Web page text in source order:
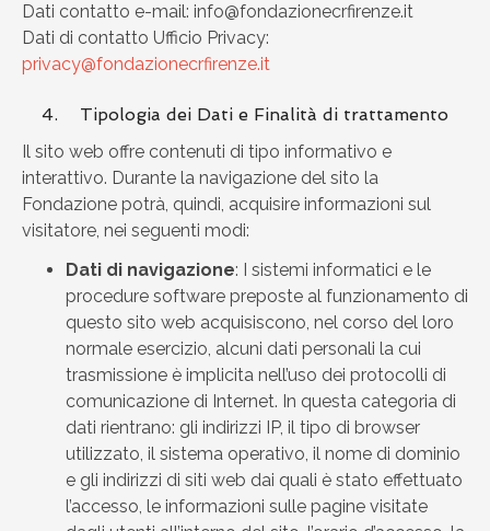
Dati contatto e-mail: info@fondazionecrfirenze.it
Dati di contatto Ufficio Privacy:
privacy@fondazionecrfirenze.it
4. Tipologia dei Dati e Finalità di trattamento
Il sito web offre contenuti di tipo informativo e
interattivo. Durante la navigazione del sito la
Fondazione potrà, quindi, acquisire informazioni sul
visitatore, nei seguenti modi:
Dati di navigazione: I sistemi informatici e le
procedure software preposte al funzionamento di
questo sito web acquisiscono, nel corso del loro
normale esercizio, alcuni dati personali la cui
trasmissione è implicita nell’uso dei protocolli di
comunicazione di Internet. In questa categoria di
dati rientrano: gli indirizzi IP, il tipo di browser
utilizzato, il sistema operativo, il nome di dominio
e gli indirizzi di siti web dai quali è stato effettuato
l’accesso, le informazioni sulle pagine visitate